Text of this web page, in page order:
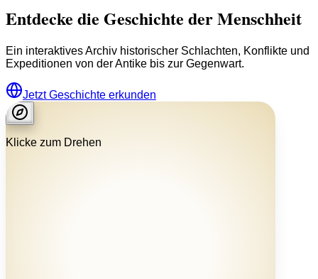
Entdecke die Geschichte der Menschheit
Ein interaktives Archiv historischer Schlachten, Konflikte und
Expeditionen von der Antike bis zur Gegenwart.
Jetzt Geschichte erkunden
Klicke zum Drehen